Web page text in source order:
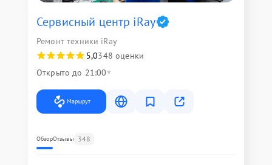
Сервисный центр iRay
Ремонт техники iRay
5,0348 оценки
Открыто до 21:00
Маршрут
ОбзорОтзывы 348